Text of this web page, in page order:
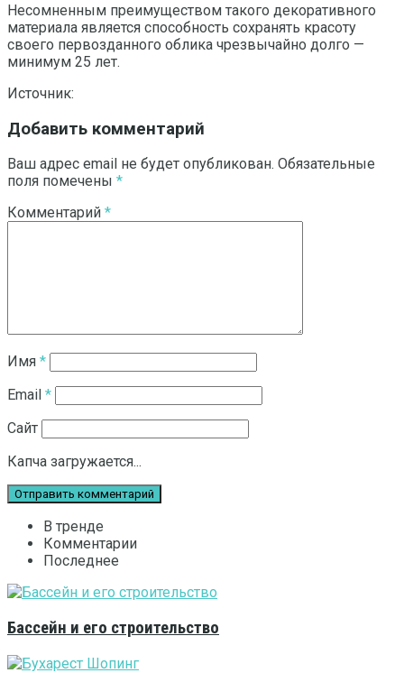
Несомненным преимуществом такого декоративного
материала является способность сохранять красоту
своего первозданного облика чрезвычайно долго —
минимум 25 лет.
Источник:
Добавить комментарий
Ваш адрес email не будет опубликован. Обязательные
поля помечены *
Комментарий *
Имя *
Email *
Сайт
Капча загружается...
В тренде
Комментарии
Последнее
Бассейн и его строительство